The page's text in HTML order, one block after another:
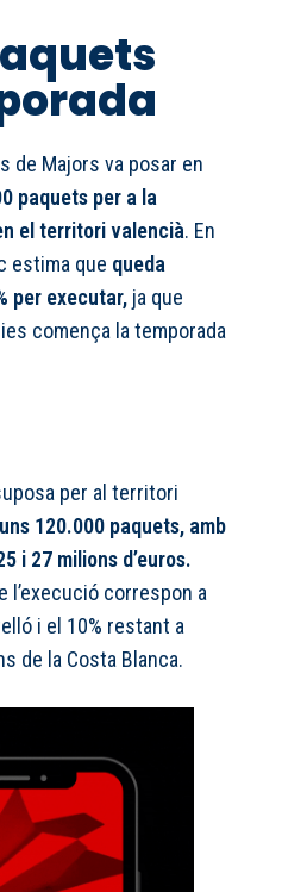
de Majors va posar en
paquets per a la
el territori valencià. En
estima que queda
per executar, ja que
comença la temporada
per al territori
120.000 paquets, amb
i 27 milions d’euros.
l’execució correspon a
i el 10% restant a
de la Costa Blanca.